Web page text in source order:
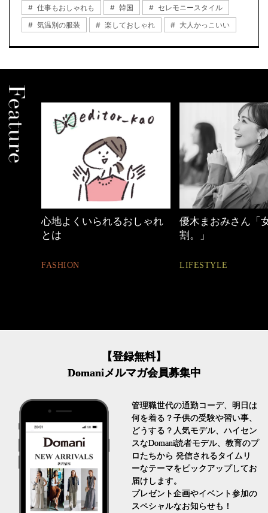
仕事もおしゃれも
韓国
セレモニースタイル
気温別の服装
楽しておしゃれ 大人かっこいい
優木まおみさん「女の時間
割。」
LIFESTYLE
【ワーママのきれ
ュアル通勤】
FASHION
【登録無料】
Domaniメルマガ会員募集中
管理職世代の通勤コーデ、明日は
何を着る？子供の受験や習い事、
どうする？人気モデル、ハイセン
スなDomani読者モデル、教育のプ
ロたちから 発信されるタイムリ
ーなテーマをピックアップしてお
届けします。
プレゼント企画やイベント参加の
スペシャルなお知らせも！